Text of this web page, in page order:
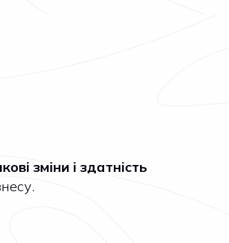
зміни і здатність